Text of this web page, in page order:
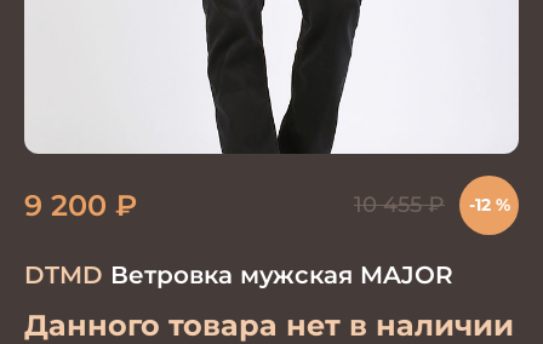
DTMD Ветровка мужская MAJOR
Данного товара нет в наличии
9 200 ₽ 10 455₽ -12 %